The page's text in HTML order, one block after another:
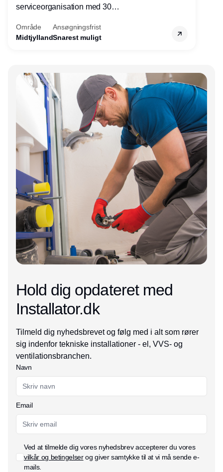
serviceorganisation med 30
søger nu endnu en teknisk kollega - denne
gang til kundesupport på kontoret i Herning.
Område
Midtjylland
Ansøgningsfrist
Snarest muligt
Annonce
Hold dig opdateret med
Installator.dk
Tilmeld dig nyhedsbrevet og følg med i alt som rører
sig indenfor tekniske installationer - el, VVS- og
ventilationsbranchen.
Navn
Email
Ved at tilmelde dig vores nyhedsbrev accepterer du vores
vilkår og betingelserog giver samtykke til at vi må sende e-
mails.